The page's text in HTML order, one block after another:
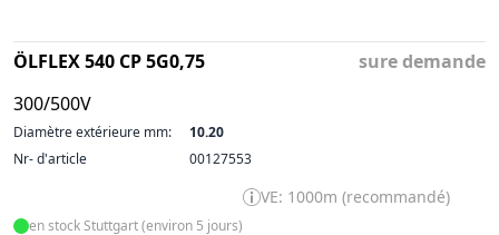
ÖLFLEX 540 CP 5G0,75
300/500V
sure demande
Diamètre extérieure mm:
10.20
Nr- d'article
00127553
VE: 1000m (recommandé)
en stock Stuttgart (environ 5 jours)